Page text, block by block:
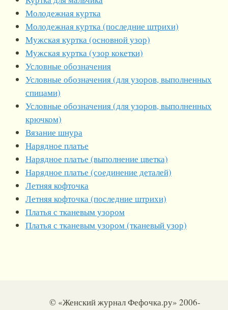
Молодежная куртка
Молодежная куртка (последние штрихи)
Мужская куртка (основной узор)
Мужская куртка (узор кокетки)
Условные обозначения
Условные обозначения (для узоров, выполненных
спицами)
Условные обозначения (для узоров, выполненных
крючком)
Вязание шнура
Нарядное платье
Нарядное платье (выполнение цветка)
Нарядное платье (соединение деталей)
Летняя кофточка
Летняя кофточка (последние штрихи)
Платья с тканевым узором
Платья с тканевым узором (тканевый узор)
© «Женский журнал Фефочка.ру» 2006-